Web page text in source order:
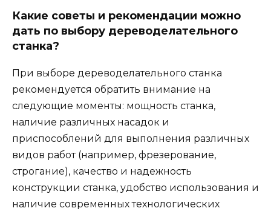
Какие советы и рекомендации можно
дать по выбору дереводелательного
станка?
При выборе дереводелательного станка
рекомендуется обратить внимание на
следующие моменты: мощность станка,
наличие различных насадок и
приспособлений для выполнения различных
видов работ (например, фрезерование,
строгание), качество и надежность
конструкции станка, удобство использования и
наличие современных технологических